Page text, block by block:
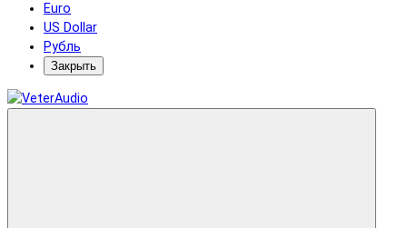
Euro
US Dollar
Рубль
Закрыть